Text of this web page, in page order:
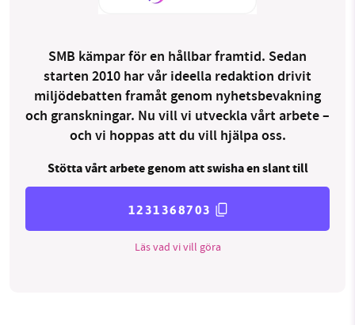
SMB kämpar för en hållbar framtid. Sedan
starten 2010 har vår ideella redaktion drivit
miljödebatten framåt genom nyhetsbevakning
och granskningar. Nu vill vi utveckla vårt arbete –
och vi hoppas att du vill hjälpa oss.
Stötta vårt arbete genom att swisha en slant till
1231368703
Läs vad vi vill göra